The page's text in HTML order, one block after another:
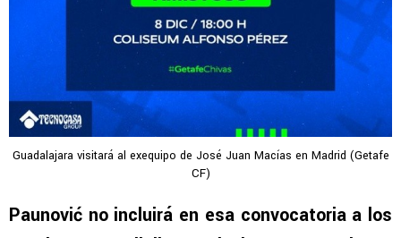
Guadalajara visitará al exequipo de José Juan Macías en Madrid (Getafe
CF)
Paunović no incluirá en esa convocatoria a los